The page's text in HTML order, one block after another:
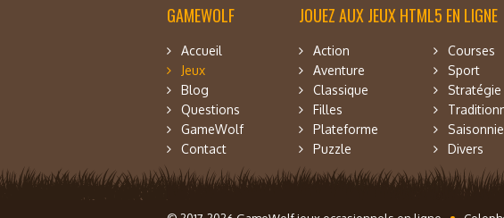
GAMEWOLF
Accueil
Jeux
Blog
Questions
GameWolf
Contact
JOUEZ AUX JEUX HTML5 EN LIGNE
Action
Aventure
Classique
Filles
Plateforme
Puzzle
Courses
Sport
Stratégie
Divers